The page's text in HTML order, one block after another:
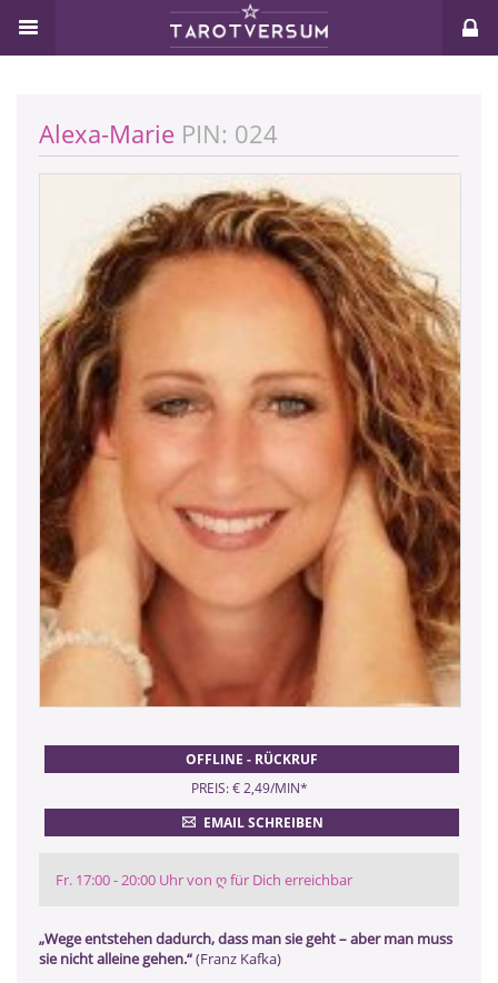
Alexa-Marie PIN: 024
OFFLINE - RÜCKRUF
PREIS: € 2,49/MIN*
EMAIL SCHREIBEN
Fr. 17:00 - 20:00 Uhr von ღ für Dich erreichbar
„Wege entstehen dadurch, dass man sie geht – aber man muss
sie nicht alleine gehen.“(Franz Kafka)